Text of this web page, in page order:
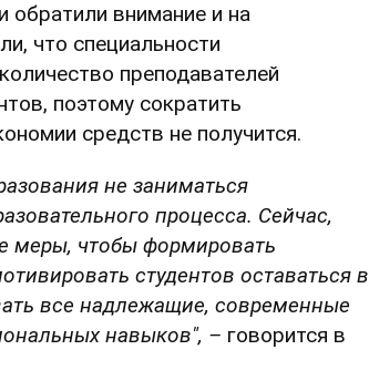
обратили внимание и на
что специальности
преподавателей
поэтому сократить
средств не получится.
не заниматься
процесса. Сейчас,
меры, чтобы формировать
студентов оставаться в
все надлежащие, современные
навыков", – говорится в